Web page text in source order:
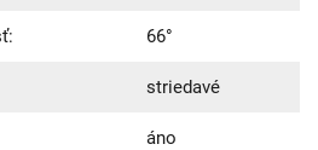
66°
striedavé
áno